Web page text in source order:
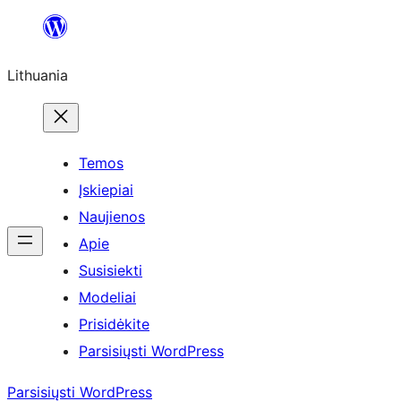
turinio
Lithuania
Temos
Įskiepiai
Naujienos
Apie
Susisiekti
Modeliai
Prisidėkite
Parsisiųsti WordPress
Parsisiųsti WordPress